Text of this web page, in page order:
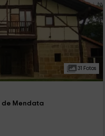
31 Fotos
de Mendata